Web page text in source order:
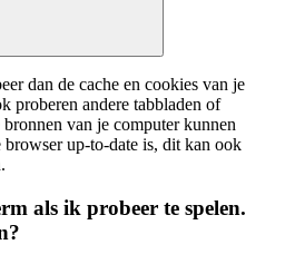
dan de cache en cookies van je
proberen andere tabbladen of
van je computer kunnen
up-to-date is, dit kan ook
als ik probeer te spelen.